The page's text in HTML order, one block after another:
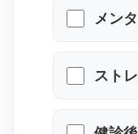
メン
スト
い